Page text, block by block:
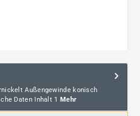
Außengewinde konisch
Daten Inhalt 1
Mehr